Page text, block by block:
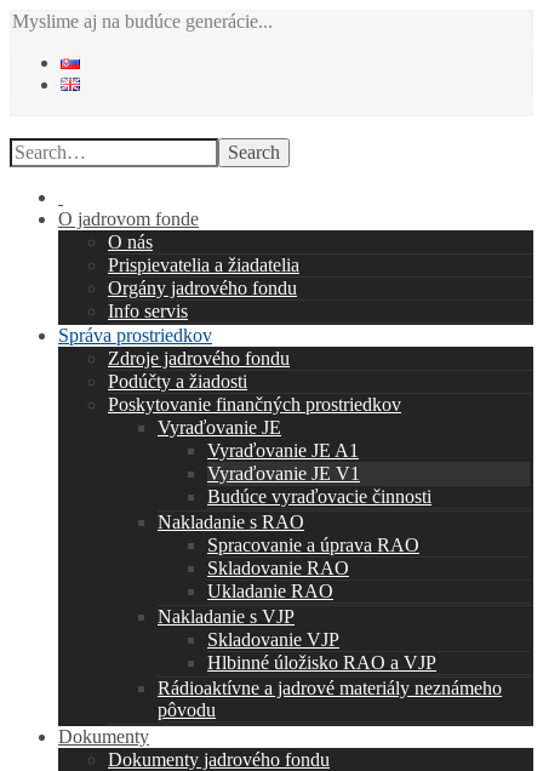
Myslime aj na budúce generácie...
Search
O jadrovom fonde
O nás
Prispievatelia a žiadatelia
Orgány jadrového fondu
Info servis
Správa prostriedkov
Zdroje jadrového fondu
Podúčty a žiadosti
Poskytovanie finančných prostriedkov
Vyraďovanie JE
Vyraďovanie JE A1
Vyraďovanie JE V1
Budúce vyraďovacie činnosti
Nakladanie s RAO
Spracovanie a úprava RAO
Skladovanie RAO
Ukladanie RAO
Nakladanie s VJP
Skladovanie VJP
Hlbinné úložisko RAO a VJP
Rádioaktívne a jadrové materiály neznámeho
pôvodu
Dokumenty
Dokumenty jadrového fondu